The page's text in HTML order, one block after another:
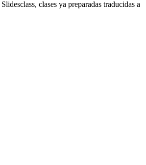
clases ya preparadas traducidas a